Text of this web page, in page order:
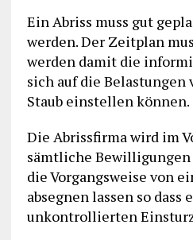
Ein Abriss muss gut
werden. Der Zeitplan
werden damit die
sich auf die Belastungen
Staub einstellen können.
Die Abrissfirma wird im
sämtliche
die Vorgangsweise von
absegnen lassen so dass
unkontrollierten